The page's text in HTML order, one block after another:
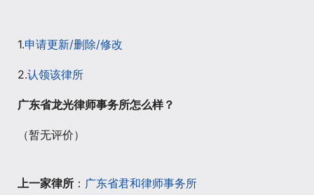
1.申请更新/删除/修改
2.认领该律所
广东省龙光律师事务所怎么样？
（暂无评价）
上一家律所 ： 广东省君和律师事务所